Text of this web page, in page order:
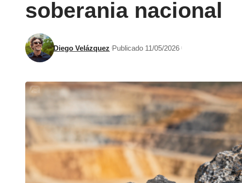
soberania nacional
Diego Velázquez Publicado 11/05/2026